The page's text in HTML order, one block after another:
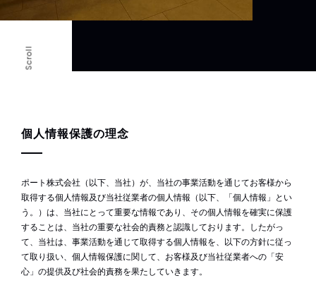
Scroll
個人情報保護の理念
ポート株式会社（以下、当社）が、当社の事業活動を通じてお客様から
取得する個人情報及び当社従業者の個人情報（以下、「個人情報」とい
う。）は、当社にとって重要な情報であり、その個人情報を確実に保護
することは、当社の重要な社会的責務と認識しております。したがっ
て、当社は、事業活動を通じて取得する個人情報を、以下の方針に従っ
て取り扱い、個人情報保護に関して、お客様及び当社従業者への「安
心」の提供及び社会的責務を果たしていきます。